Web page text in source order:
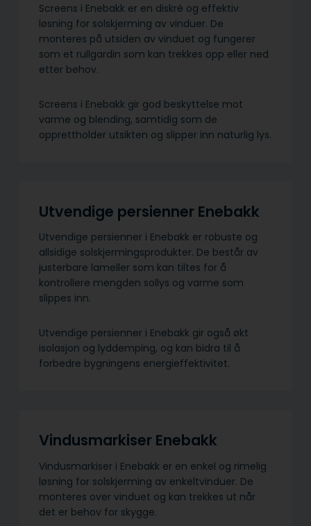
Screens i Enebakk er en diskré og effektiv
løsning for solskjerming av vinduer. De
monteres på utsiden av vinduet og fungerer
som et rullgardin som kan trekkes opp eller ned
etter behov.
Screens i Enebakk gir god beskyttelse mot
varme og blending, samtidig som de
opprettholder utsikten og slipper inn naturlig lys.
Utvendige persienner Enebakk
Utvendige persienner i Enebakk er robuste og
allsidige solskjermings­produkter. De består av
justerbare lameller som kan tiltes for å
kontrollere mengden sollys og varme som
slippes inn.
Utvendige persienner i Enebakk gir også økt
isolasjon og lyddemping, og kan bidra til å
forbedre bygningens energieffektivitet.
Vindusmarkiser Enebakk
Vindusmarkiser i Enebakk er en enkel og rimelig
løsning for solskjerming av enkeltvinduer. De
monteres over vinduet og kan trekkes ut når
det er behov for skygge.